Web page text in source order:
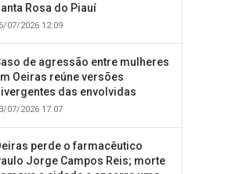
Rosa do Piauí
07/2026 12:09
de agressão entre mulheres
Oeiras reúne versões
das envolvidas
07/2026 17:07
perde o farmacêutico
Jorge Campos Reis; morte